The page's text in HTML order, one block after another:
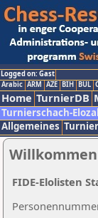
Logged on: Gast
Arabic ARM AZE BIH BUL
Home TurnierDB
Turnierschach-
Allgemeines
FIDE-Elolisten